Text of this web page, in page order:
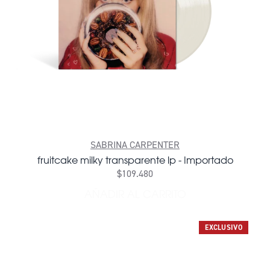
SABRINA CARPENTER
fruitcake milky transparente lp - Importado
$109.480
EXCLUSIVO